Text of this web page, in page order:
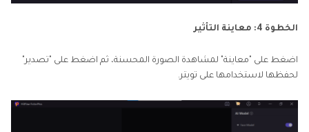
الخطوة 4: معاينة التأثير
اضغط على "معاينة" لمشاهدة الصورة المحسنة، ثم اضغط على "تصدير"
لحفظها لاستخدامها على تويتر.